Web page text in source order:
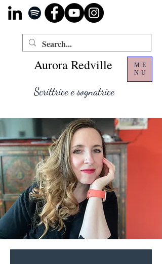
ME
NU
Scrittrice e sognatrice
Aurora Redville